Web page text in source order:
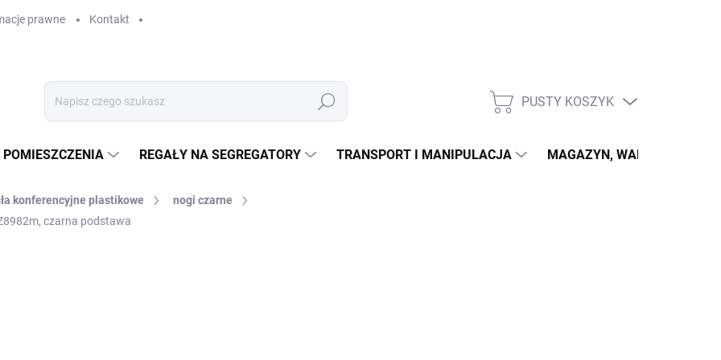
prawne Kontakt
Szukaj KOSZYK
PUSTY KOSZYK
POMIESZCZENIA REGAŁY NA SEGREGATORY TRANSPORT I MANIPULACJA MAGAZYN, WARSZTAT
konferencyjne plastikowe
nogi czarne
czarna podstawa